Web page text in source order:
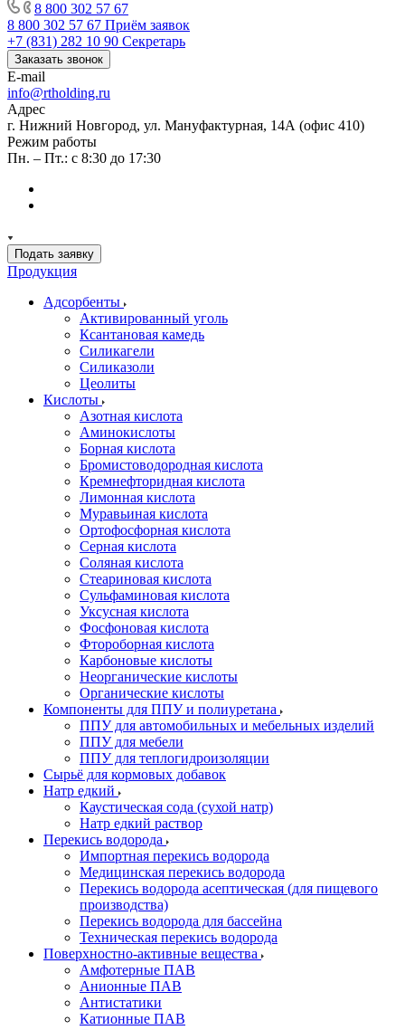
8 800 302 57 67
8 800 302 57 67 Приём заявок
+7 (831) 282 10 90 Секретарь
Заказать звонок
E-mail
info@rtholding.ru
Адрес
г. Нижний Новгород, ул. Мануфактурная, 14А (офис 410)
Режим работы
Пн. – Пт.: с 8:30 до 17:30
Подать заявку
Продукция
Адсорбенты
Активированный уголь
Ксантановая камедь
Силикагели
Силиказоли
Цеолиты
Кислоты
Азотная кислота
Аминокислоты
Борная кислота
Бромистоводородная кислота
Кремнефторидная кислота
Лимонная кислота
Муравьиная кислота
Ортофосфорная кислота
Серная кислота
Соляная кислота
Стеариновая кислота
Сульфаминовая кислота
Уксусная кислота
Фосфоновая кислота
Фтороборная кислота
Карбоновые кислоты
Неорганические кислоты
Органические кислоты
Компоненты для ППУ и полиуретана
ППУ для автомобильных и мебельных изделий
ППУ для мебели
ППУ для теплогидроизоляции
Сырьё для кормовых добавок
Натр едкий
Каустическая сода (сухой натр)
Натр едкий раствор
Перекись водорода
Импортная перекись водорода
Медицинская перекись водорода
Перекись водорода асептическая (для пищевого
производства)
Перекись водорода для бассейна
Техническая перекись водорода
Поверхностно-активные вещества
Амфотерные ПАВ
Анионные ПАВ
Антистатики
Катионные ПАВ